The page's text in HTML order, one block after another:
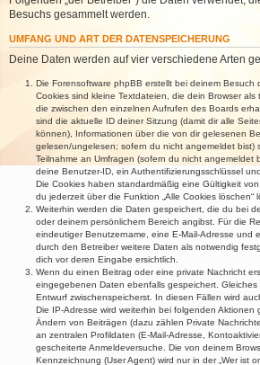
Besuchs gesammelt werden.
UMFANG UND ART DER DATENSPEICHERUNG
Deine Daten werden auf vier verschiedene Arten
Die Forensoftware phpBB erstellt bei deinem Besuch
Cookies sind kleine Textdateien, die dein Browser
die zwischen den einzelnen Aufrufen des Boards
sind die aktuelle ID deiner Sitzung (damit dir alle
können), Informationen über die von dir gelesenen
gelesen/ungelesen; sofern du nicht angemeldet bist)
Teilnahme an Umfragen (sofern du nicht angemeldet
deine Benutzer-ID, ein Authentifizierungsschlüssel
Die Cookies haben standardmäßig eine Gültigkeit
du jederzeit über die Funktion „Alle Cookies löschen“
Weiterhin werden die Daten gespeichert, die du bei
oder deinem persönlichem Bereich angibst. Für die
eindeutiger Benutzername, eine E-Mail-Adresse und
durch den Betreiber weitere Daten als notwendig
dich vor deren Eingabe ersichtlich.
Wenn du einen Beitrag oder eine private Nachricht
eingegebenen Daten ebenfalls gespeichert.
Entwurf zwischenspeicherst. In diesen Fällen wird
Die IP-Adresse wird weiterhin bei folgenden Aktionen
Ändern von Beiträgen (dazu zählen Private
an zentralen Profildaten (E-Mail-Adresse,
gescheiterte Anmeldeversuche. Die von deinem
Kennzeichnung (User Agent) wird nur in der „Wer ist